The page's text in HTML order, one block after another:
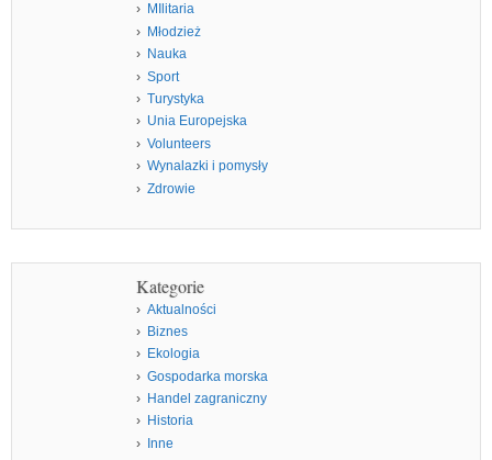
MIlitaria
Młodzież
Nauka
Sport
Turystyka
Unia Europejska
Volunteers
Wynalazki i pomysły
Zdrowie
Kategorie
Aktualności
Biznes
Ekologia
Gospodarka morska
Handel zagraniczny
Historia
Inne